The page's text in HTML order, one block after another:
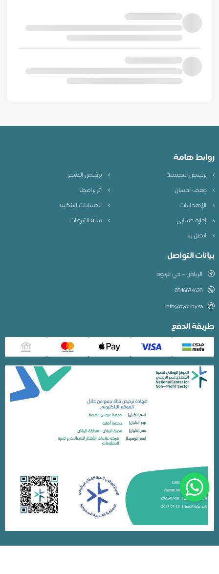
روابط هامة
ترخيص الجمعية
ترخيص المتجر
وقف احسان
أثر برامجنا
الإهداءات
الحسابات البنكية
إدارة حسابي
سلة التبرعات
اتصل بنا
بيانات التواصل
الرياض – حي الربوة
0546684620
info@oyouny.sa
طريقة الدفع